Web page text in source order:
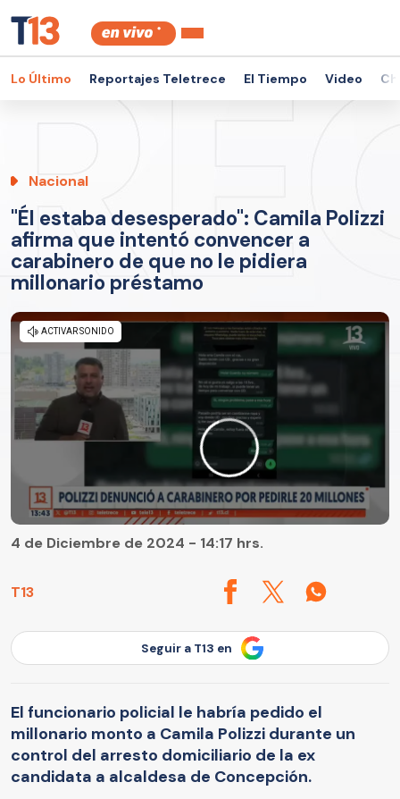
Lo Último Reportajes Teletrece El Tiempo Video
Nacional
"Él estaba desesperado": Camila Polizzi
afirma que intentó convencer a
carabinero de que no le pidiera
millonario préstamo
T13
4 de Diciembre de 2024 - 14:17 hrs.
Seguir a T13 en
El funcionario policial le habría pedido el
millonario monto a Camila Polizzi durante un
control del arresto domiciliario de la ex
candidata a alcaldesa de Concepción.